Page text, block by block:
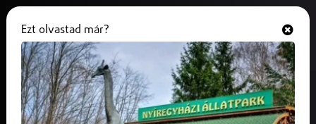
Vizsgálja a kórház a fiatal
Ezt olvastad már?